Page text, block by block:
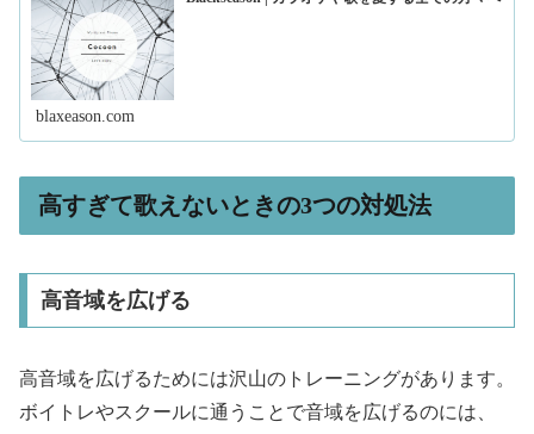
blaxeason.com
高すぎて歌えないときの3つの対処法
高音域を広げる
高音域を広げるためには沢山のトレーニングがあります。
ボイトレやスクールに通うことで音域を広げるのには、